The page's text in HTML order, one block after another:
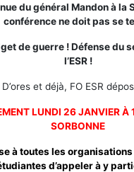
du général Mandon à la
conférence ne doit pas se
de guerre ! Défense du
l’ESR !
D’ores et déjà, FO ESR
LUNDI 26 JANVIER À
SORBONNE
à toutes les
d’appeler à y